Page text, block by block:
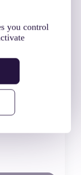
you control
mobile